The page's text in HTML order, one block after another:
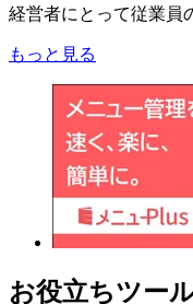
経営者にとって従業員
もっと見る
お役立ちツー